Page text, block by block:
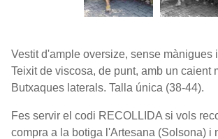
Vestit d'ample oversize, sense mànigues
Teixit de viscosa, de punt, amb un caient
Butxaques laterals. Talla única (38-44).
Fes servir el codi RECOLLIDA si vols
compra a la botiga l'Artesana (Solsona) i